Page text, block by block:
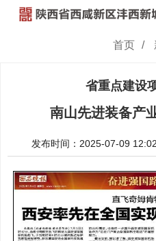
首页 /
省重点建设
南山先进装备产
发布时间：2025-07-09 12:02